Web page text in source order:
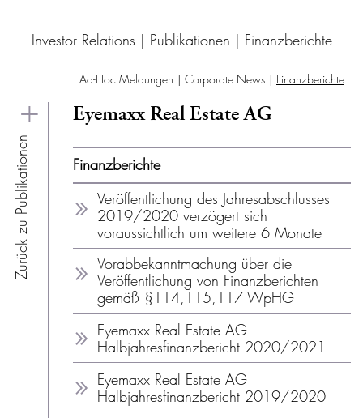
Investor Relations | Publikationen | Finanzberichte
Ad-Hoc Meldungen Corporate News Finanzberichte
Zurück zu Publikationen
Eyemaxx Real Estate AG
Finanzberichte
Veröffentlichung des Jahresabschlusses
2019/2020 verzögert sich
voraussichtlich um weitere 6 Monate
Vorabbekanntmachung über die
Veröffentlichung von Finanzberichten
gemäß §114,115,117 WpHG
Eyemaxx Real Estate AG
Halbjahresfinanzbericht 2020/2021
Eyemaxx Real Estate AG
Halbjahresfinanzbericht 2019/2020